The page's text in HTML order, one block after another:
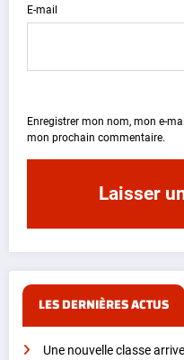
E-mail
Enregistrer mon nom, mon e-
mon prochain commentaire.
LES DERNIÈRES ACTUS
Une nouvelle classe